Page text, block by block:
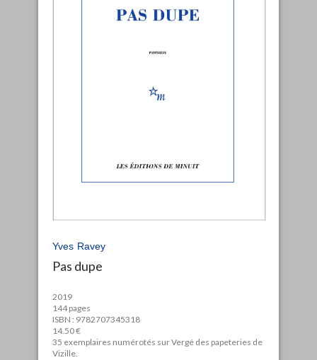
Yves Ravey
Pas dupe
2019
144 pages
ISBN : 9782707345318
14.50 €
35 exemplaires numérotés sur Vergé des papeteries de
Vizille.